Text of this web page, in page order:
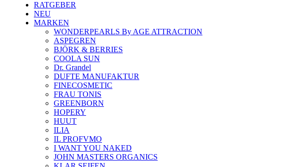
RATGEBER
NEU
MARKEN
WONDERPEARLS By AGE ATTRACTION
ASPEGREN
BJÖRK & BERRIES
COOLA SUN
Dr. Grandel
DUFTE MANUFAKTUR
FINECOSMETIC
FRAU TONIS
GREENBORN
HOPERY
HUUT
ILIA
IL PROFVMO
I WANT YOU NAKED
JOHN MASTERS ORGANICS